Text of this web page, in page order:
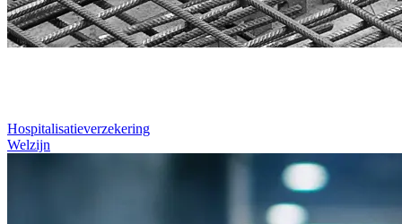
Hospitalisatieverzekering
Welzijn